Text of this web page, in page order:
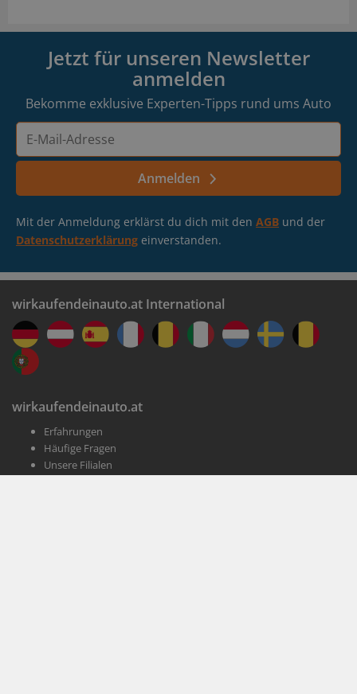
Jetzt für unseren Newsletter
anmelden
Bekomme exklusive Experten-Tipps rund ums Auto
Adresse
Anmelden
Mit der Anmeldung erklärst du dich mit den AGB und der
Datenschutzerklärung einverstanden.
wirkaufendeinauto.at International
wirkaufendeinauto.at
Erfahrungen
Häufige Fragen
Unsere Filialen